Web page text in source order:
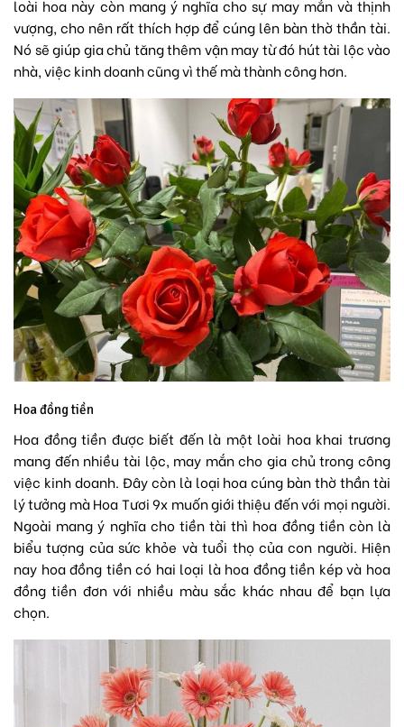
loài hoa này còn mang ý nghĩa cho sự may mắn và thịnh
vượng, cho nên rất thích hợp để cúng lên bàn thờ thần tài.
Nó sẽ giúp gia chủ tăng thêm vận may từ đó hút tài lộc vào
nhà, việc kinh doanh cũng vì thế mà thành công hơn.
Hoa đồng tiền
Hoa đồng tiền được biết đến là một loài hoa khai trương
mang đến nhiều tài lộc, may mắn cho gia chủ trong công
việc kinh doanh. Đây còn là loại hoa cúng bàn thờ thần tài
lý tưởng mà Hoa Tươi 9x muốn giới thiệu đến với mọi người.
Ngoài mang ý nghĩa cho tiền tài thì hoa đồng tiền còn là
biểu tượng của sức khỏe và tuổi thọ của con người. Hiện
nay hoa đồng tiền có hai loại là hoa đồng tiền kép và hoa
đồng tiền đơn với nhiều màu sắc khác nhau để bạn lựa
chọn.